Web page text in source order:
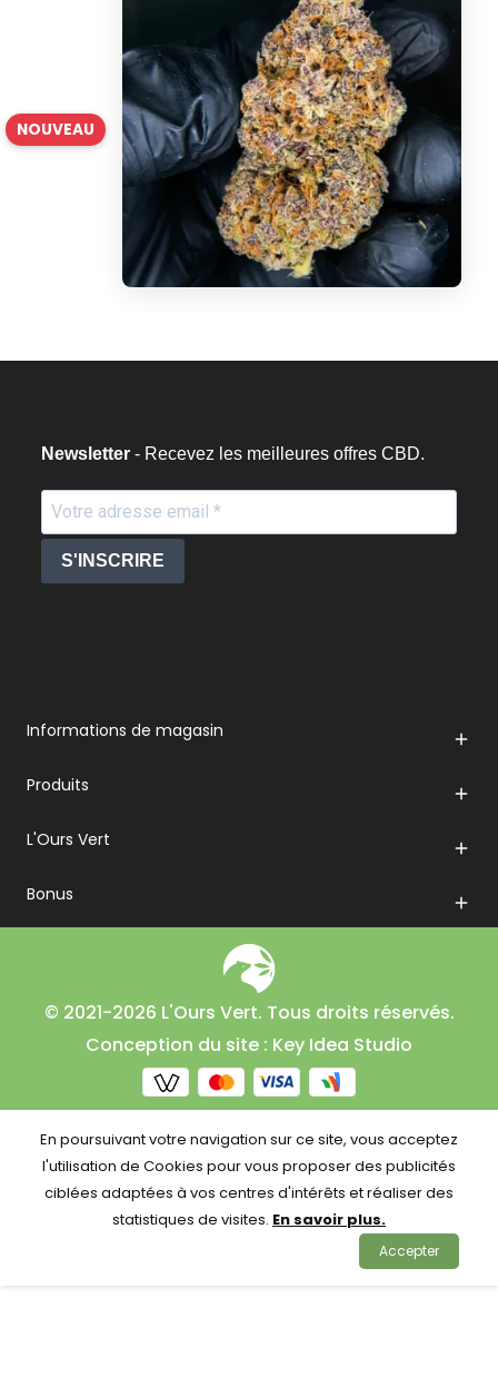
NOUVEAU
Newsletter - Recevez les meilleures offres CBD.
S'INSCRIRE
Informations de magasin 
Produits 
L'Ours Vert 
Bonus 
© 2021-2026 L'Ours Vert. Tous droits réservés.
Conception du site : Key Idea Studio
En poursuivant votre navigation sur ce site, vous acceptez
l'utilisation de Cookies pour vous proposer des publicités
ciblées adaptées à vos centres d'intérêts et réaliser des
statistiques de visites. En savoir plus.
Accepter